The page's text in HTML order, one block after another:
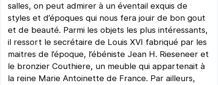
salles, on peut admirer à un éventail exquis de
styles et d’époques qui nous fera jouir de bon gout
et de beauté. Parmi les objets les plus intéressants,
il ressort le secrétaire de Louis XVI fabriqué par les
maitres de l’époque, l’ébéniste Jean H. Rieseneer et
le bronzier Couthiere, un meuble qui appartenait à
la reine Marie Antoinette de France. Par ailleurs,